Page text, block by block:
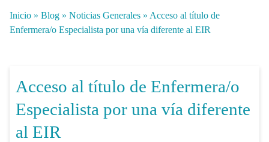
Inicio » Blog » Noticias Generales » Acceso al título de
Enfermera/o Especialista por una vía diferente al EIR
Acceso al título de Enfermera/o
Especialista por una vía diferente
al EIR